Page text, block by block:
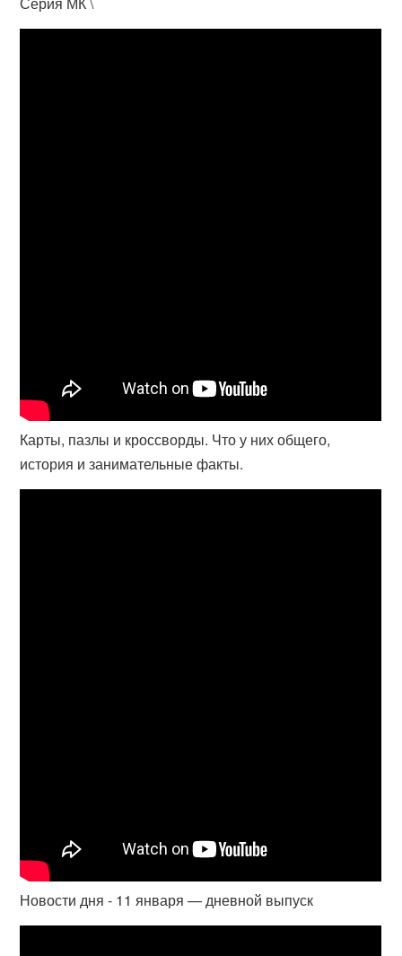
Карты, пазлы и кроссворды. Что у них общего,
история и занимательные факты.
Новости дня - 11 января — дневной выпуск